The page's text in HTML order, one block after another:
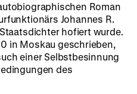
Roman
Johannes R.
hofiert wurde.
in Moskau geschrieben,
einer Selbstbesinnung
des